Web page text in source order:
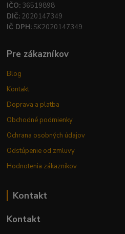
IČO: 36519898
DIČ: 2020147349
IČ DPH: SK2020147349
Pre zákazníkov
Blog
Kontakt
Doprava a platba
Obchodné podmienky
Ochrana osobných údajov
Odstúpenie od zmluvy
Hodnotenia zákazníkov
Kontakt
Kontakt